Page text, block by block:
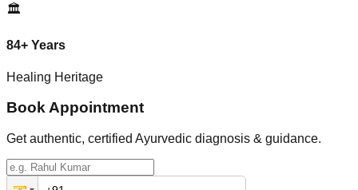
🏛️
84+ Years
Healing Heritage
Book Appointment
Get authentic, certified Ayurvedic diagnosis & guidance.